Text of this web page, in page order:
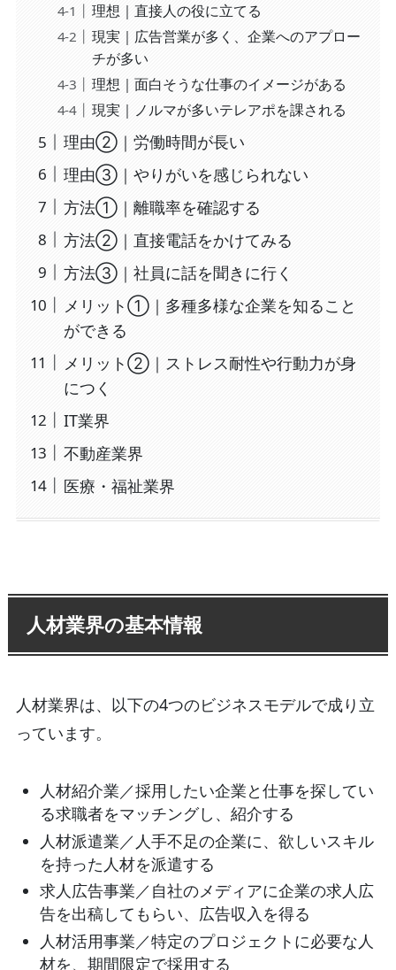
理想｜直接人の役に立てる
現実｜広告営業が多く、企業へのアプロー
チが多い
理想｜面白そうな仕事のイメージがある
現実｜ノルマが多いテレアポを課される
理由②｜労働時間が長い
理由③｜やりがいを感じられない
方法①｜離職率を確認する
方法②｜直接電話をかけてみる
方法③｜社員に話を聞きに行く
メリット①｜多種多様な企業を知ること
ができる
メリット②｜ストレス耐性や行動力が身
につく
IT業界
不動産業界
医療・福祉業界
人材業界の基本情報
人材業界は、以下の4つのビジネスモデルで成り立
っています。
人材紹介業／採用したい企業と仕事を探してい
る求職者をマッチングし、紹介する
人材派遣業／人手不足の企業に、欲しいスキル
を持った人材を派遣する
求人広告事業／自社のメディアに企業の求人広
告を出稿してもらい、広告収入を得る
人材活用事業／特定のプロジェクトに必要な人
材を、期間限定で採用する